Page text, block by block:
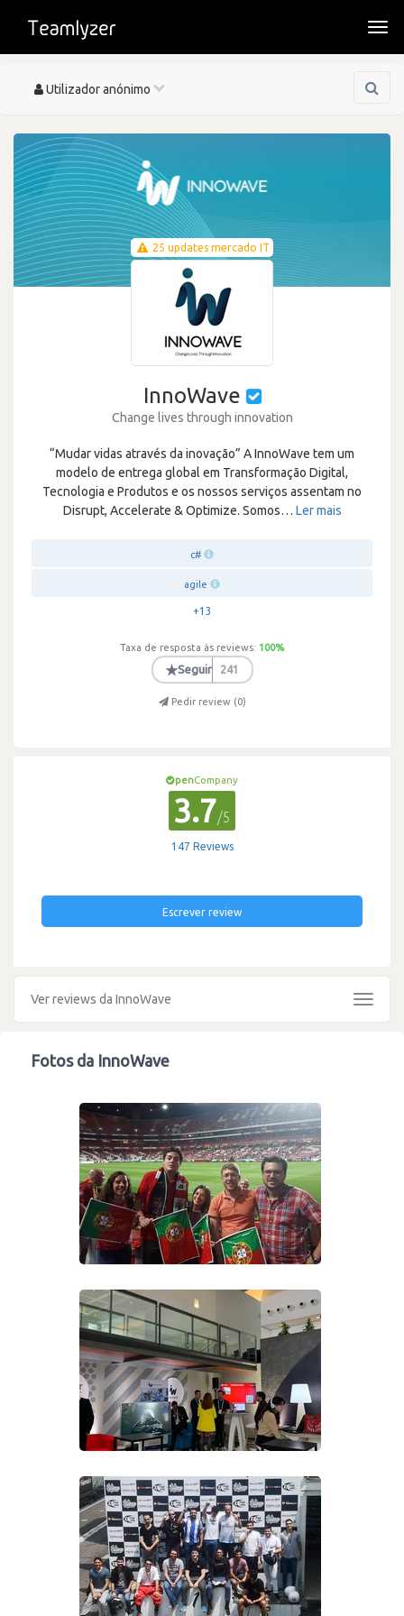
Toggle
Utilizador anónimo
25 updates mercado IT
InnoWave
Change lives through innovation
“Mudar vidas através da inovação” A InnoWave tem um
modelo de entrega global em Transformação Digital,
Tecnologia e Produtos e os nossos serviços assentam no
Disrupt, Accelerate & Optimize. Somos… Ler mais
c#
agile
+13
Taxa de resposta às reviews: 100%
★Seguir 241
Pedir review (0)
penCompany
3.7/5
147 Reviews
Escrever review
Ver reviews da InnoWave
Toggle
Fotos da InnoWave